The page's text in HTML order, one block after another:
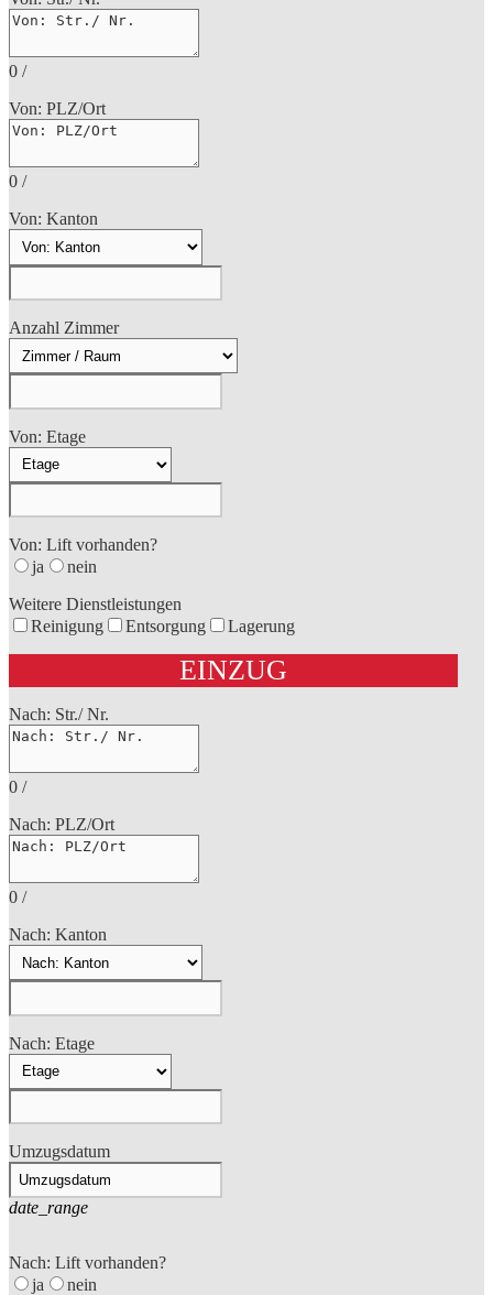
0 /
Von: PLZ/Ort
0 /
Von: Kanton
Anzahl Zimmer
Von: Etage
Von: Lift vorhanden?
ja
nein
Weitere Dienstleistungen
Reinigung
Entsorgung Lagerung
EINZUG
Nach: Str./ Nr.
0 /
Nach: PLZ/Ort
0 /
Nach: Kanton
Nach: Etage
Umzugsdatum
date_range
Nach: Lift vorhanden?
ja
nein